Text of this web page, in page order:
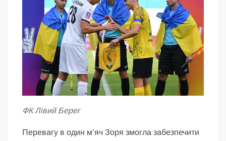
ФК Лівий Берег
Перевагу в один м’яч Зоря змогла забезпечити